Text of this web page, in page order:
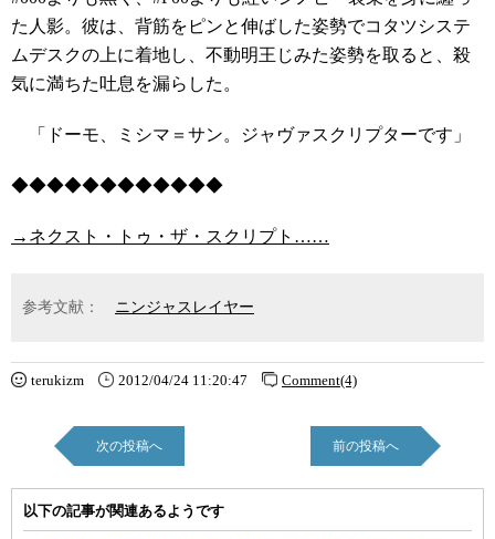
た人影。彼は、背筋をピンと伸ばした姿勢でコタツシステ
ムデスクの上に着地し、不動明王じみた姿勢を取ると、殺
気に満ちた吐息を漏らした。
「ドーモ、ミシマ＝サン。ジャヴァスクリプターです」
◆◆◆◆◆◆◆◆◆◆◆◆
→ネクスト・トゥ・ザ・スクリプト……
参考文献： ニンジャスレイヤー
terukizm 2012/04/24 11:20:47 Comment(4)
次の投稿へ 前の投稿へ
以下の記事が関連あるようです